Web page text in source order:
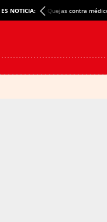
ES NOTICIA: Quejas contra